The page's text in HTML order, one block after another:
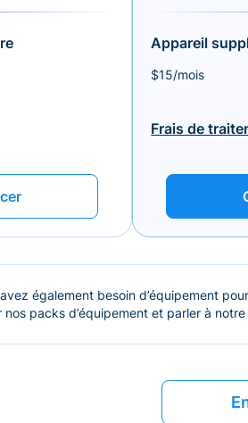
Appareil
$15/mois
Frais de
également besoin d’équipement
nos packs d’équipement et parler à